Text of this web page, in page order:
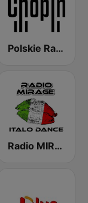
Polskie Radio Chopin
Radio MIRAGE